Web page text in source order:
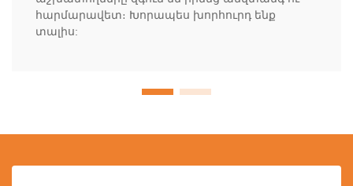
հարմարավետ։ Խորապես խորհուրդ ենք
տալիս: